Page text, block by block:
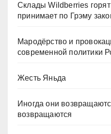
Склады Wildberries
принимает по Грэму
Мародёрство и
современной политики
Жесть Яньда
Иногда они
возвращаются